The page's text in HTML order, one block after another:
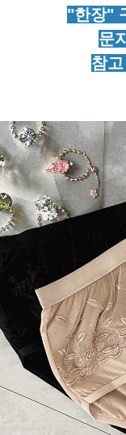
"한장"
문
참